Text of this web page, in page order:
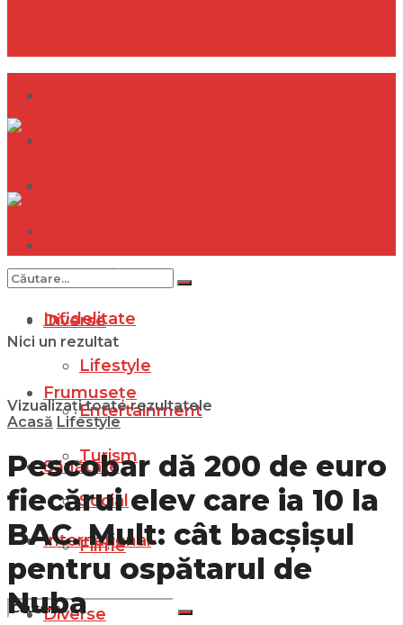
Internațional
Diverse
Lifestyle
Entertainment
Turism
Social
Filme
Infidelitate
Frumusețe
Sănătate
Internațional
Diverse
Nici un rezultat
Vizualizați toate rezultatele
Acasă Lifestyle
Pescobar dă 200 de euro
fiecărui elev care ia 10 la
BAC. Mult: cât bacșișul
pentru ospătarul de
Nuba